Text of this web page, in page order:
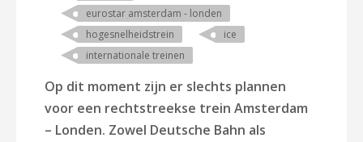
eurostar amsterdam - londen
hogesnelheidstrein
ice
internationale treinen
Op dit moment zijn er slechts plannen
voor een rechtstreekse trein Amsterdam
– Londen. Zowel Deutsche Bahn als